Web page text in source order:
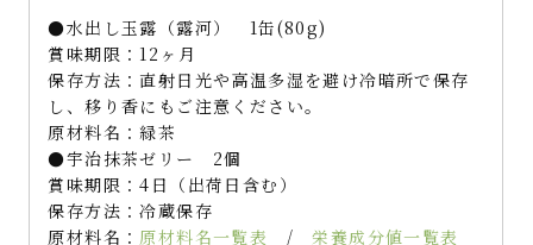
●水出し玉露（露河） 1缶(80g)
賞味期限：12ヶ月
保存方法：直射日光や高温多湿を避け冷暗所で保存
し、移り香にもご注意ください。
原材料名：緑茶
●宇治抹茶ゼリー 2個
賞味期限：4日（出荷日含む）
保存方法：冷蔵保存
原材料名： 原材料名一覧表 /栄養成分値一覧表